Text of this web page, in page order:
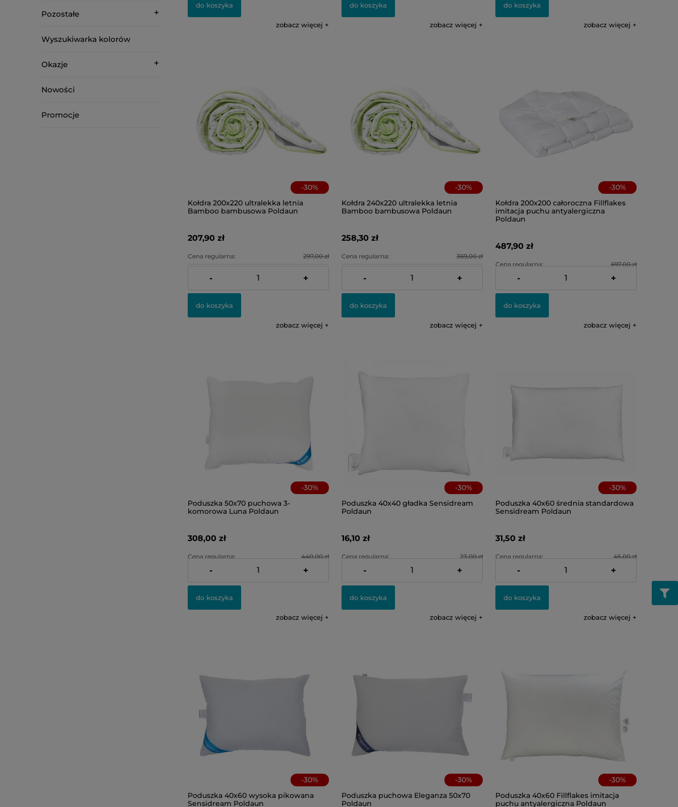
Pozostałe
Wyszukiwarka kolorów
Okazje
Nowości
Promocje
do koszyka
zobacz więcej
do koszyka
zobacz więcej
do koszyka
zobacz więcej
-30%
Kołdra 200x220 ultralekka letnia
Bamboo bambusowa Poldaun
207,90 zł
Cena regularna: 297,00 zł
- +
do koszyka
zobacz więcej
-30%
Kołdra 240x220 ultralekka letnia
Bamboo bambusowa Poldaun
258,30 zł
Cena regularna: 369,00 zł
- +
do koszyka
zobacz więcej
-30%
Kołdra 200x200 całoroczna Fillflakes
imitacja puchu antyalergiczna
Poldaun
487,90 zł
Cena regularna: 697,00 zł
Najniższa cena: 487,90 zł
- +
do koszyka
zobacz więcej
-30%
Poduszka 50x70 puchowa 3-
komorowa Luna Poldaun
308,00 zł
Cena regularna: 440,00 zł
Najniższa cena: 308,00 zł
- +
do koszyka
zobacz więcej
-30%
Poduszka 40x40 gładka Sensidream
Poldaun
16,10 zł
Cena regularna: 23,00 zł
Najniższa cena:
- +
do koszyka
zobacz więcej
-30%
Poduszka 40x60 średnia standardowa
Sensidream Poldaun
31,50 zł
Cena regularna: 45,00 zł
Najniższa cena:
- +
do koszyka
zobacz więcej
-30%
Poduszka 40x60 wysoka pikowana
Sensidream Poldaun
-30%
Poduszka puchowa Eleganza 50x70
Poldaun
-30%
Poduszka 40x60 Fillflakes imitacja
puchu antyalergiczna Poldaun